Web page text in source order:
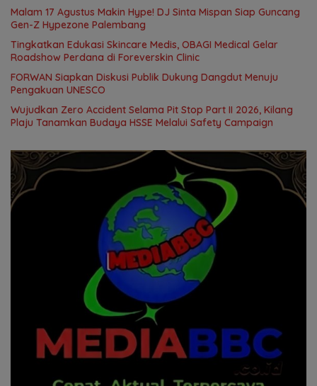
Malam 17 Agustus Makin Hype! DJ Sinta Mispan Siap Guncang
Gen-Z Hypezone Palembang
Tingkatkan Edukasi Skincare Medis, OBAGI Medical Gelar
Roadshow Perdana di Foreverskin Clinic
FORWAN Siapkan Diskusi Publik Dukung Dangdut Menuju
Pengakuan UNESCO
Wujudkan Zero Accident Selama Pit Stop Part II 2026, Kilang
Plaju Tanamkan Budaya HSSE Melalui Safety Campaign